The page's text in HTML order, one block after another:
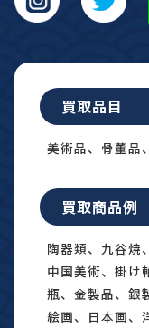
買取品目
美術品、骨董品
買取商品例
陶器類、九谷焼
中国美術、掛け
瓶、金製品、銀
絵画、日本画、